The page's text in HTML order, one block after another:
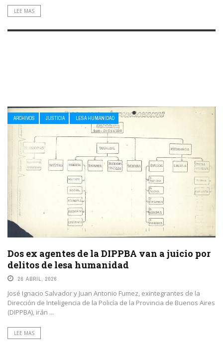
LEE MAS
ARCHIVOS JUSTICIA LESA HUMANIDAD
Dos ex agentes de la DIPPBA van a juicio por
delitos de lesa humanidad
26 ABRIL, 2026
José Ignacio Salvador y Juan Antonio Fumez, exintegrantes de la
Dirección de Inteligencia de la Policía de la Provincia de Buenos Aires
(DIPPBA), irán ...
LEE MAS